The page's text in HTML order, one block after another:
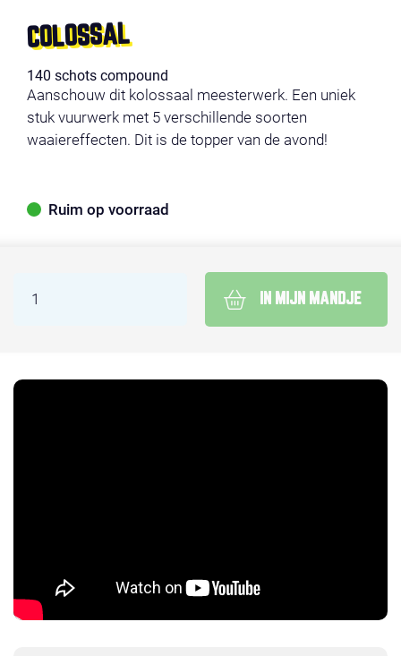
COLOSSAL
140 schots compound
Aanschouw dit kolossaal meesterwerk. Een uniek
stuk vuurwerk met 5 verschillende soorten
waaiereffecten. Dit is de topper van de avond!
Ruim op voorraad
IN MIJN MANDJE